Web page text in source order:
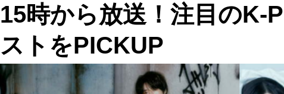
15時から放送！注目のK-
ストをPICKUP